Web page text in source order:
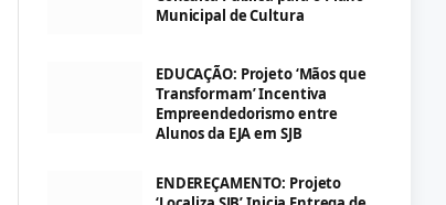
Municipal de Cultura
EDUCAÇÃO: Projeto ‘Mãos que
Transformam’ Incentiva
Empreendedorismo entre
Alunos da EJA em SJB
ENDEREÇAMENTO: Projeto